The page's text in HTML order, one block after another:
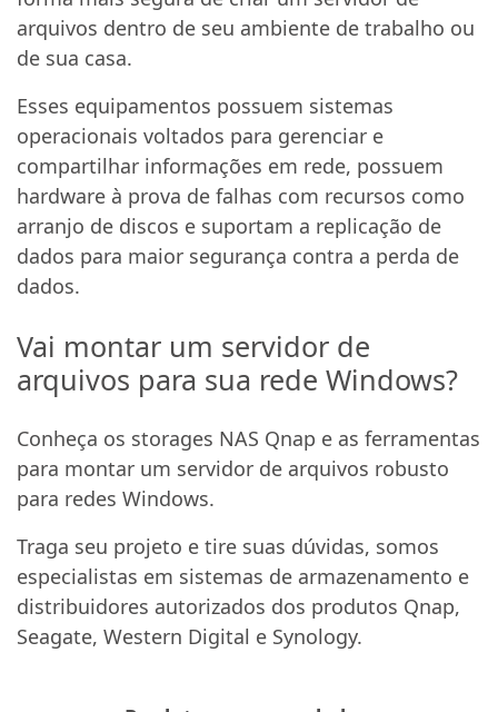
arquivos dentro de seu ambiente de trabalho ou
de sua casa.
Esses equipamentos possuem sistemas
operacionais voltados para gerenciar e
compartilhar informações em rede, possuem
hardware à prova de falhas com recursos como
arranjo de discos e suportam a replicação de
dados para maior segurança contra a perda de
dados.
Vai montar um servidor de
arquivos para sua rede Windows?
Conheça os storages NAS Qnap e as ferramentas
para montar um servidor de arquivos robusto
para redes Windows.
Traga seu projeto e tire suas dúvidas, somos
especialistas em sistemas de armazenamento e
distribuidores autorizados dos produtos Qnap,
Seagate, Western Digital e Synology.